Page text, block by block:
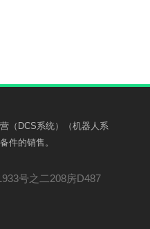
（DCS系统）（机器人系
件的销售。
号之二208房D487